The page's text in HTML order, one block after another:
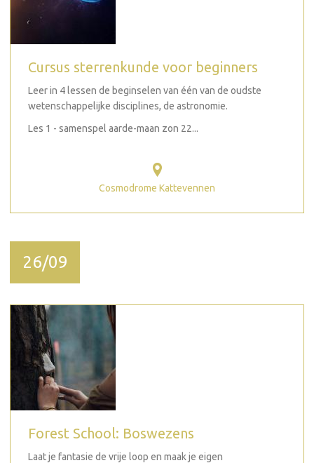
Cursus sterrenkunde voor beginners
Leer in 4 lessen de beginselen van één van de oudste
wetenschappelijke disciplines, de astronomie.
Les 1 - samenspel aarde-maan zon 22...
Cosmodrome Kattevennen
26/09
Forest School: Boswezens
Laat je fantasie de vrije loop en maak je eigen